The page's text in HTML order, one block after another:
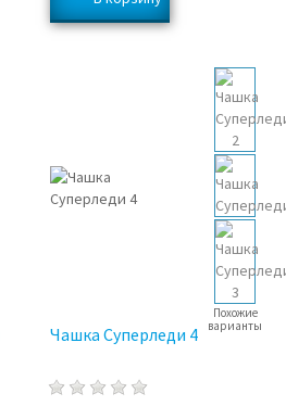
Похожие
варианты
Чашка Суперледи 4